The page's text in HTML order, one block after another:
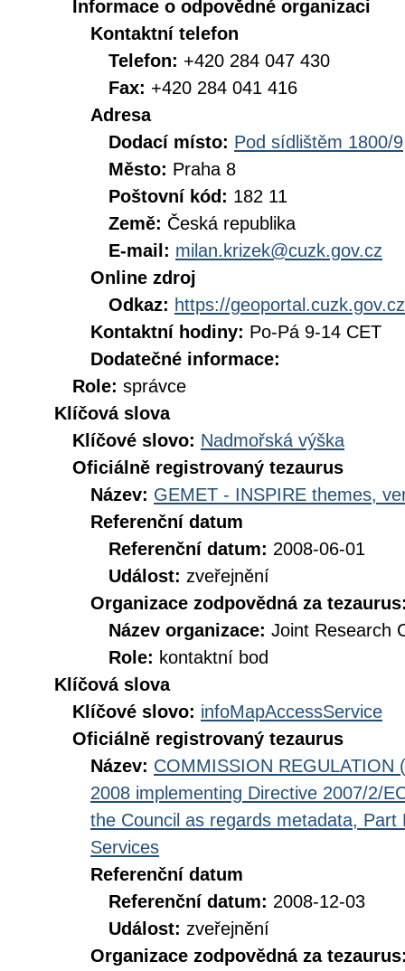
Informace o odpovědné organizaci
Kontaktní telefon
Telefon: +420 284 047 430
Fax: +420 284 041 416
Adresa
Dodací místo: Pod sídlištěm 1800/9
Město: Praha 8
Poštovní kód: 182 11
Země: Česká republika
E-mail: milan.krizek@cuzk.gov.cz
Online zdroj
Odkaz: https://geoportal.cuzk.gov.cz
Kontaktní hodiny: Po-Pá 9-14 CET
Dodatečné informace:
Role: správce
Klíčová slova
Klíčové slovo: Nadmořská výška
Oficiálně registrovaný tezaurus
Název: GEMET - INSPIRE themes,
Referenční datum
Referenční datum: 2008-06-01
Událost: zveřejnění
Organizace zodpovědná za
Název organizace: Joint Research
Role: kontaktní bod
Klíčová slova
Klíčové slovo: infoMapAccessService
Oficiálně registrovaný tezaurus
Název: COMMISSION REGULATION
2008 implementing Directive 2007/2/
the Council as regards metadata,
Services
Referenční datum
Referenční datum: 2008-12-03
Událost: zveřejnění
Organizace zodpovědná za